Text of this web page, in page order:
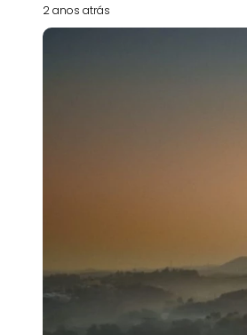
2 anos atrás